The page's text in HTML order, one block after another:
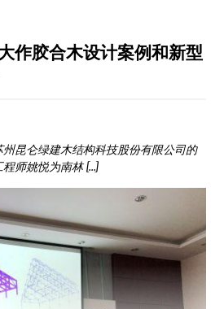
作胶合木设计案例和新型
州昆仑绿建木结构科技股份有限公司的
师姚悦为南林 […]